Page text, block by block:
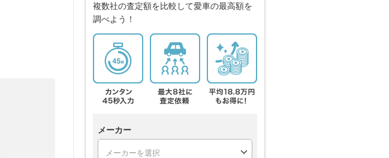
複数社の査定額を比較して愛車の最高額を
調べよう！
メーカー